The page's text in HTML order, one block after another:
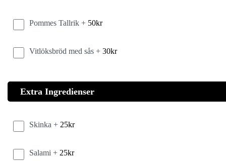
Pommes Tallrik + 50kr
Vitlöksbröd med sås + 30kr
Extra Ingredienser
Skinka + 25kr
Salami + 25kr